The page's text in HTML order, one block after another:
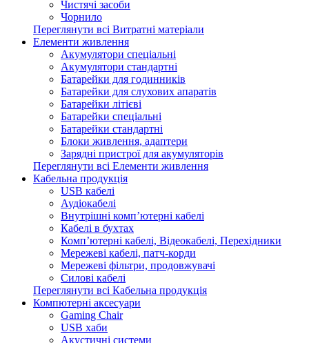
Чистячі засоби
Чорнило
Переглянути всі Витратні матеріали
Елементи живлення
Акумулятори спеціальні
Акумулятори стандартні
Батарейки для годинників
Батарейки для слухових апаратів
Батарейки літієві
Батарейки спеціальні
Батарейки стандартні
Блоки живлення, адаптери
Зарядні пристрої для акумуляторів
Переглянути всі Елементи живлення
Кабельна продукція
USB кабелі
Аудіокабелі
Внутрішні комп’ютерні кабелі
Кабелі в бухтах
Комп’ютерні кабелі, Відеокабелі, Перехідники
Мережеві кабелі, патч-корди
Мережеві фільтри, продовжувачі
Силові кабелі
Переглянути всі Кабельна продукція
Компютерні аксесуари
Gaming Chair
USB хаби
Акустичні системи